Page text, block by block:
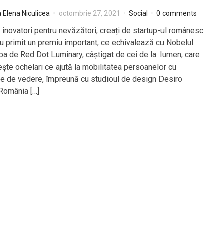
Elena Niculicea octombrie 27, 2021 Social 0 comments
inovatori pentru nevăzători, creați de startup-ul românesc
primit un premiu important, ce echivalează cu Nobelul.
de Red Dot Luminary, câștigat de cei de la .lumen, care
ochelari ce ajută la mobilitatea persoanelor cu
de vedere, împreună cu studioul de design Desiro
[…]